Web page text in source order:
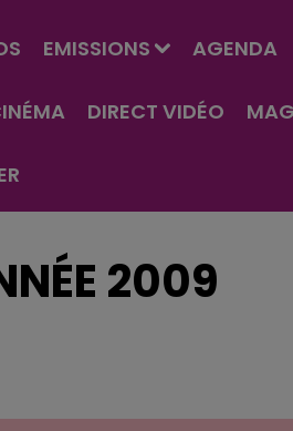
EMISSIONS AGENDA
DIRECT VIDÉO
2009